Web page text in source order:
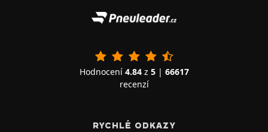
Hodnocení 4.84z 5| 66617
recenzí
RYCHLÉ ODKAZY